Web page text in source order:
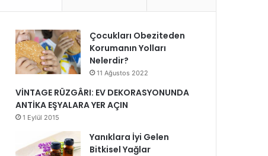
Çocukları Obeziteden
Korumanın Yolları
Nelerdir?
11 Ağustos 2022
VİNTAGE RÜZGÂRI: EV DEKORASYONUNDA
ANTİKA EŞYALARA YER AÇIN
1 Eylül 2015
Yanıklara İyi Gelen
Bitkisel Yağlar